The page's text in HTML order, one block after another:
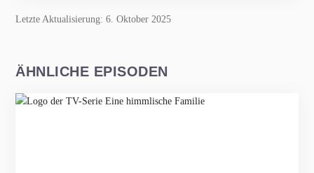
Letzte Aktualisierung: 6. Oktober 2025
ÄHNLICHE EPISODEN